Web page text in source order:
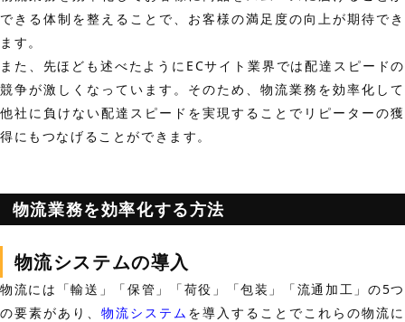
できる体制を整えることで、お客様の満足度の向上が期待でき
ます。
また、先ほども述べたようにECサイト業界では配達スピードの
競争が激しくなっています。そのため、物流業務を効率化して
他社に負けない配達スピードを実現することでリピーターの獲
得にもつなげることができます。
物流業務を効率化する方法
物流システムの導入
物流には「輸送」「保管」「荷役」「包装」「流通加工」の5つ
の要素があり、物流システム を導入することでこれらの物流に